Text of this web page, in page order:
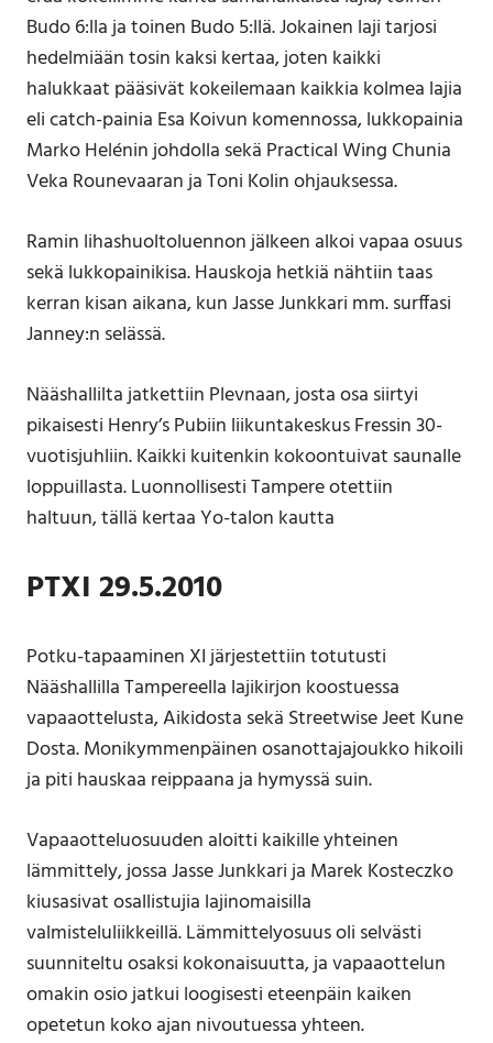
Budo 6:lla ja toinen Budo 5:llä. Jokainen laji tarjosi
hedelmiään tosin kaksi kertaa, joten kaikki
halukkaat pääsivät kokeilemaan kaikkia kolmea lajia
eli catch-painia Esa Koivun komennossa, lukkopainia
Marko Helénin johdolla sekä Practical Wing Chunia
Veka Rounevaaran ja Toni Kolin ohjauksessa.
Ramin lihashuoltoluennon jälkeen alkoi vapaa osuus
sekä lukkopainikisa. Hauskoja hetkiä nähtiin taas
kerran kisan aikana, kun Jasse Junkkari mm. surffasi
Janney:n selässä.
Nääshallilta jatkettiin Plevnaan, josta osa siirtyi
pikaisesti Henry’s Pubiin liikuntakeskus Fressin 30-
vuotisjuhliin. Kaikki kuitenkin kokoontuivat saunalle
loppuillasta. Luonnollisesti Tampere otettiin
haltuun, tällä kertaa Yo-talon kautta
PTXI 29.5.2010
Potku-tapaaminen XI järjestettiin totutusti
Nääshallilla Tampereella lajikirjon koostuessa
vapaaottelusta, Aikidosta sekä Streetwise Jeet Kune
Dosta. Monikymmenpäinen osanottajajoukko hikoili
ja piti hauskaa reippaana ja hymyssä suin.
Vapaaotteluosuuden aloitti kaikille yhteinen
lämmittely, jossa Jasse Junkkari ja Marek Kosteczko
kiusasivat osallistujia lajinomaisilla
valmisteluliikkeillä. Lämmittelyosuus oli selvästi
suunniteltu osaksi kokonaisuutta, ja vapaaottelun
omakin osio jatkui loogisesti eteenpäin kaiken
opetetun koko ajan nivoutuessa yhteen.